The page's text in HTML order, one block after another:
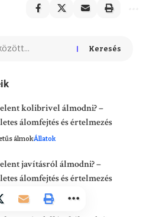
Keresés
kolibrivel álmodni? –
álomfejtés és értelmezés
álmokÁllatok
javításról álmodni? –
álomfejtés és értelmezés
álmok